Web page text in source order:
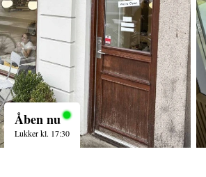
Åben nu
Lukker kl. 17:30